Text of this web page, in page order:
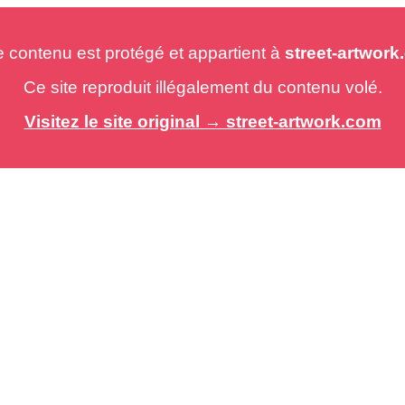
est protégé et appartient à street-
Ce site reproduit illégalement du contenu volé.
Visitez le site original → street-artwork.com